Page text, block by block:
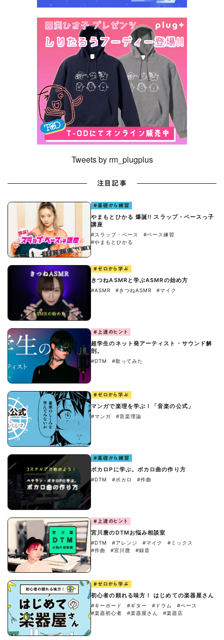
Tweets by rm_plugplus
注目記事
#基礎から練習
やまもとひかる 爆誕!! スラップ・ベースっ子
講座
#スラップ・ベース
#ベース練習
#やまもとひかる
#ゼロから学ぶ
きつねASMRと学ぶASMRの始め方
#ASMR #きつねASMR #マイク
#上達のヒント
超学生のネット発アーティスト・サウンド解
剖。
#DTM #歌ってみた
#ゼロから学ぶ
マンガで楽理を学ぶ！「音楽の公式」
#マンガ #音楽理論
#基礎から練習
ボカロPに学ぶ。ボカロ曲の作り方
#DTM #ボカロ #作曲
#上達のヒント
宮川麿のDTMお悩み相談室
#DTM #アレンジ #マイク
#ミックス
#作曲
#宮川麿 #録音
#ゼロから学ぶ
初心者の頼れる味方！ はじめての楽器屋さん
#キーボード #ギター #ドラム
#ベース
#楽器初心者
#楽器屋さん #楽器店